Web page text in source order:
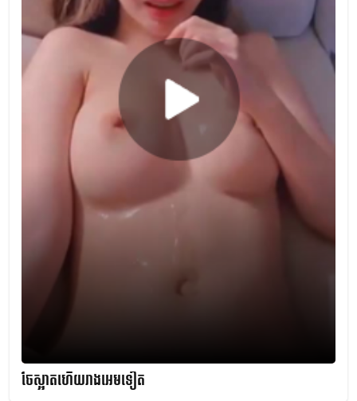
ចែស្អាតហើយរាងអេមទៀត